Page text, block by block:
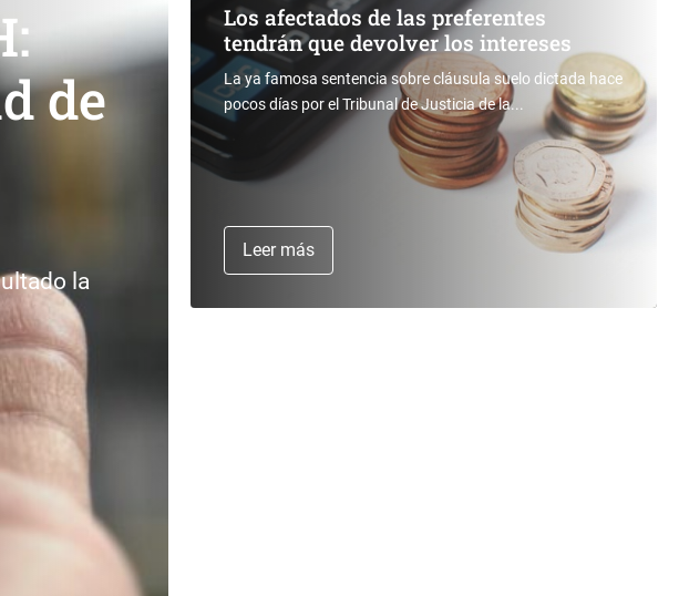
de
la
Los afectados de las preferentes
tendrán que devolver los intereses
La ya famosa sentencia sobre cláusula suelo dictada hace
pocos días por el Tribunal de Justicia de la...
Leer más